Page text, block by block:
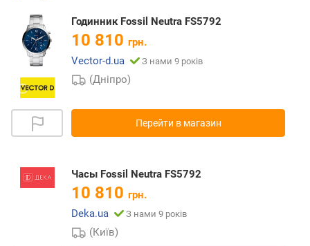
Годинник Fossil Neutra FS5792
10 810 грн.
Vector-d.ua
З нами 9 років
(Дніпро)
Перейти в магазин
Часы Fossil Neutra FS5792
10 810 грн.
Deka.ua
З нами 9 років
(Київ)